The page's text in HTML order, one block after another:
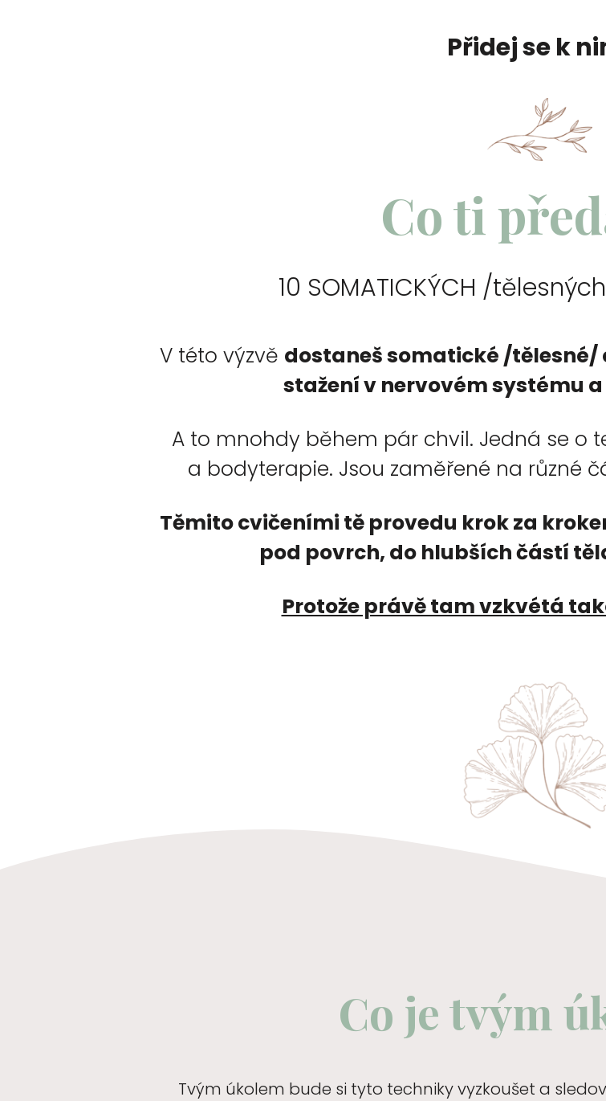
Přidej se k
Co ti
10 SOMATICKÝCH /
V této výzvě dostaneš somatické /
stažení v nervovém systému
A to mnohdy během pár chvil. Jedná se o
a bodyterapie. Jsou zaměřené na různé
Těmito cvičeními tě provedu krok za
pod povrch, do hlubších částí
Protože právě tam vzkvétá
Co je tvým
Tvým úkolem bude si tyto techniky vyzkoušet a